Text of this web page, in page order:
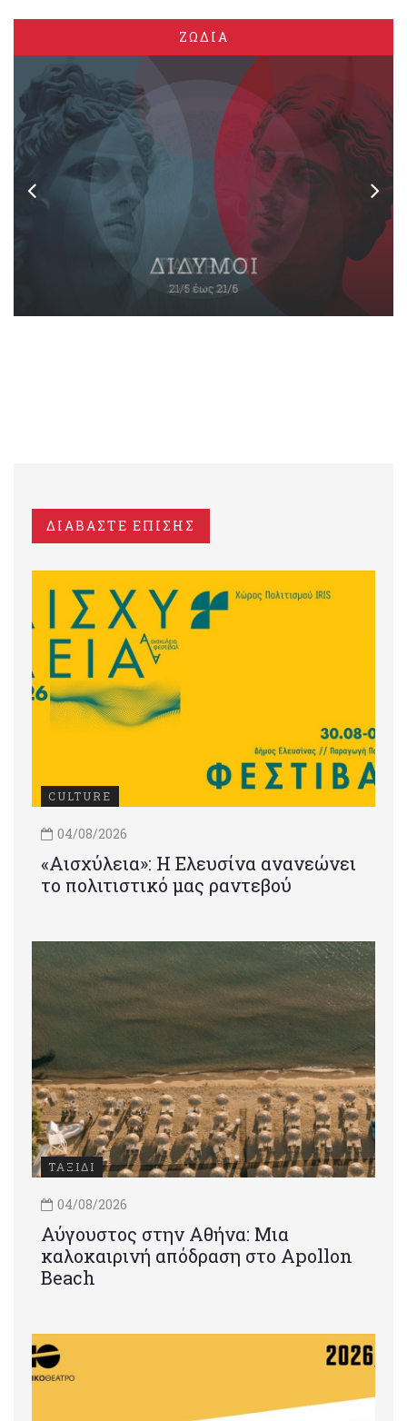
ΖΩΔΙΑ
ΔΙΑΒΑΣΤΕ ΕΠΙΣΗΣ
CULTURE
04/08/2026
«Αισχύλεια»: Η Ελευσίνα ανανεώνει
το πολιτιστικό μας ραντεβού
ΤΑΞΙΔΙ
04/08/2026
Αύγουστος στην Αθήνα: Μια
καλοκαιρινή απόδραση στο Apollon
Beach